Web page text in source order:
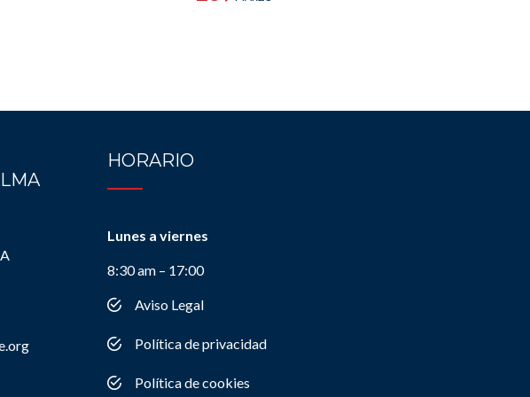
HORARIO
Lunes a viernes
8:30 am – 17:00
Aviso Legal
Política de privacidad
Política de cookies